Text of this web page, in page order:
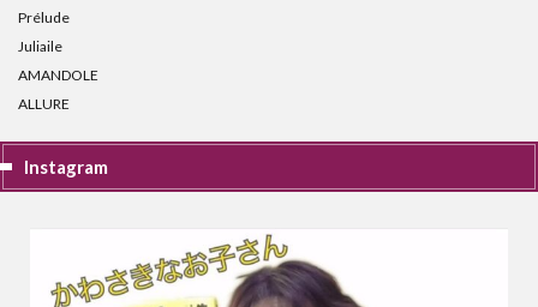
Prélude
Juliaile
AMANDOLE
ALLURE
Instagram